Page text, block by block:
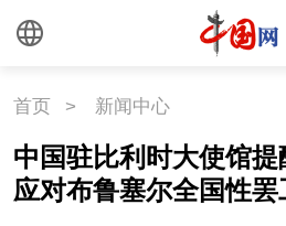
首页 > 新闻中心
中国驻比利时大使馆
应对布鲁塞尔全国性罢